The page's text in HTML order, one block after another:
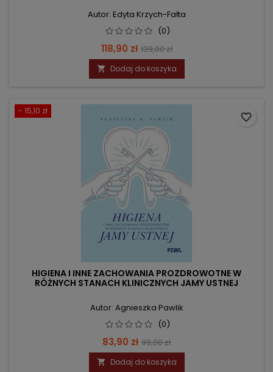
Autor: Edyta Krzych-Fałta
(0)
Cena
118,90 zł Cena
podstawowa
139,00 zł
 Dodaj do koszyka
- 15,10 zł
HIGIENA I INNE ZACHOWANIA PROZDROWOTNE W
RÓŻNYCH STANACH KLINICZNYCH JAMY USTNEJ
Autor: Agnieszka Pawlik
(0)
Cena
83,90 zł Cena
podstawowa
99,00 zł
 Dodaj do koszyka
favorite_border